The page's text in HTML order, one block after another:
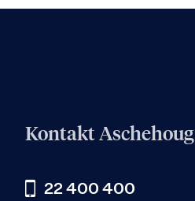
Kontakt Aschehoug
22 400 400